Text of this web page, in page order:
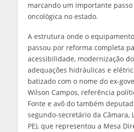
marcando um importante
oncológica no estado.
A estrutura onde o
passou por reforma completa
acessibilidade, modernização
adequações hidráulicas e
batizado com o nome do ex-
Wilson Campos, referência
Fonte e avô do também
segundo-secretário da Câmara,
PE), que representou a Mesa